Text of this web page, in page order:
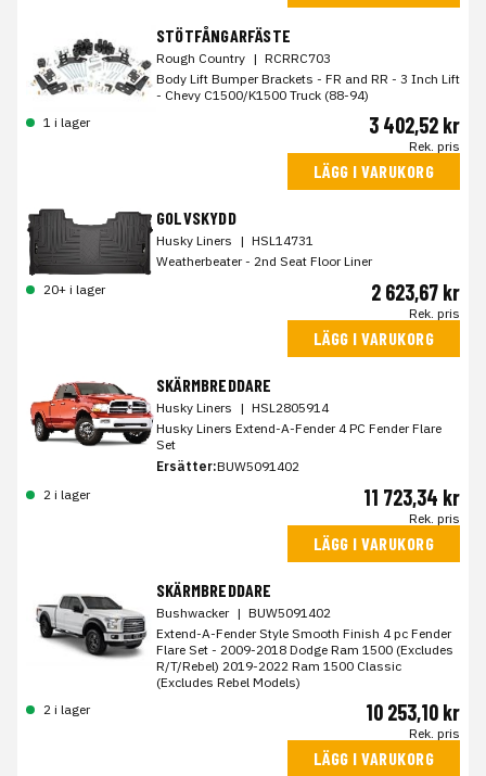
STÖTFÅNGARFÄSTE
Rough Country | RCRRC703
Body Lift Bumper Brackets - FR and RR - 3 Inch Lift
- Chevy C1500/K1500 Truck (88-94)
1 i lager
3 402,52 kr
Rek. pris
LÄGG I VARUKORG
GOLVSKYDD
Husky Liners | HSL14731
Weatherbeater - 2nd Seat Floor Liner
20+ i lager
2 623,67 kr
Rek. pris
LÄGG I VARUKORG
SKÄRMBREDDARE
Husky Liners | HSL2805914
Husky Liners Extend-A-Fender 4 PC Fender Flare
Set
Ersätter:BUW5091402
2 i lager
11 723,34 kr
Rek. pris
LÄGG I VARUKORG
SKÄRMBREDDARE
Bushwacker | BUW5091402
Extend-A-Fender Style Smooth Finish 4 pc Fender
Flare Set - 2009-2018 Dodge Ram 1500 (Excludes
R/T/Rebel) 2019-2022 Ram 1500 Classic
(Excludes Rebel Models)
2 i lager
10 253,10 kr
Rek. pris
LÄGG I VARUKORG